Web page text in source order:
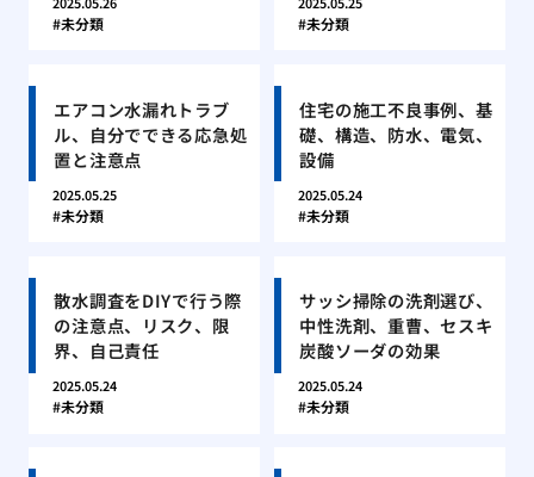
未分類 未分類
エアコン水漏れトラブ
ル、自分でできる応急処
置と注意点
2025.05.25
未分類
住宅の施工不良事例、基
礎、構造、防水、電気、
設備
2025.05.24
未分類
散水調査をDIYで行う際
の注意点、リスク、限
界、自己責任
2025.05.24
未分類
サッシ掃除の洗剤選び、
中性洗剤、重曹、セスキ
炭酸ソーダの効果
2025.05.24
未分類